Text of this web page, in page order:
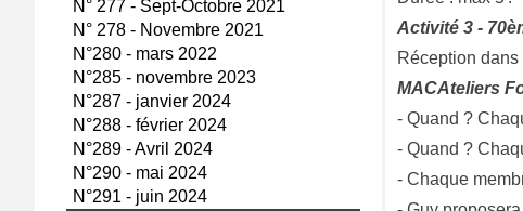
N° 277 - Sept-Octobre 2021
N° 278 - Novembre 2021
N°280 - mars 2022
N°285 - novembre 2023
N°287 - janvier 2024
N°288 - février 2024
N°289 - Avril 2024
N°290 - mai 2024
N°291 - juin 2024
Activité 3 -
Réception
MACAteliers
- Quand ?
- Quand ?
- Chaque